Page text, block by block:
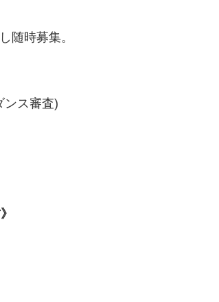
随時募集。
ス審査)